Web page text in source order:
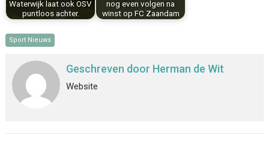
Waterwijk laat ook OSV
puntloos achter.
nog even volgen na
winst op FC Zaandam
Sport Nieuws
Geschreven door Herman de Wit
Website